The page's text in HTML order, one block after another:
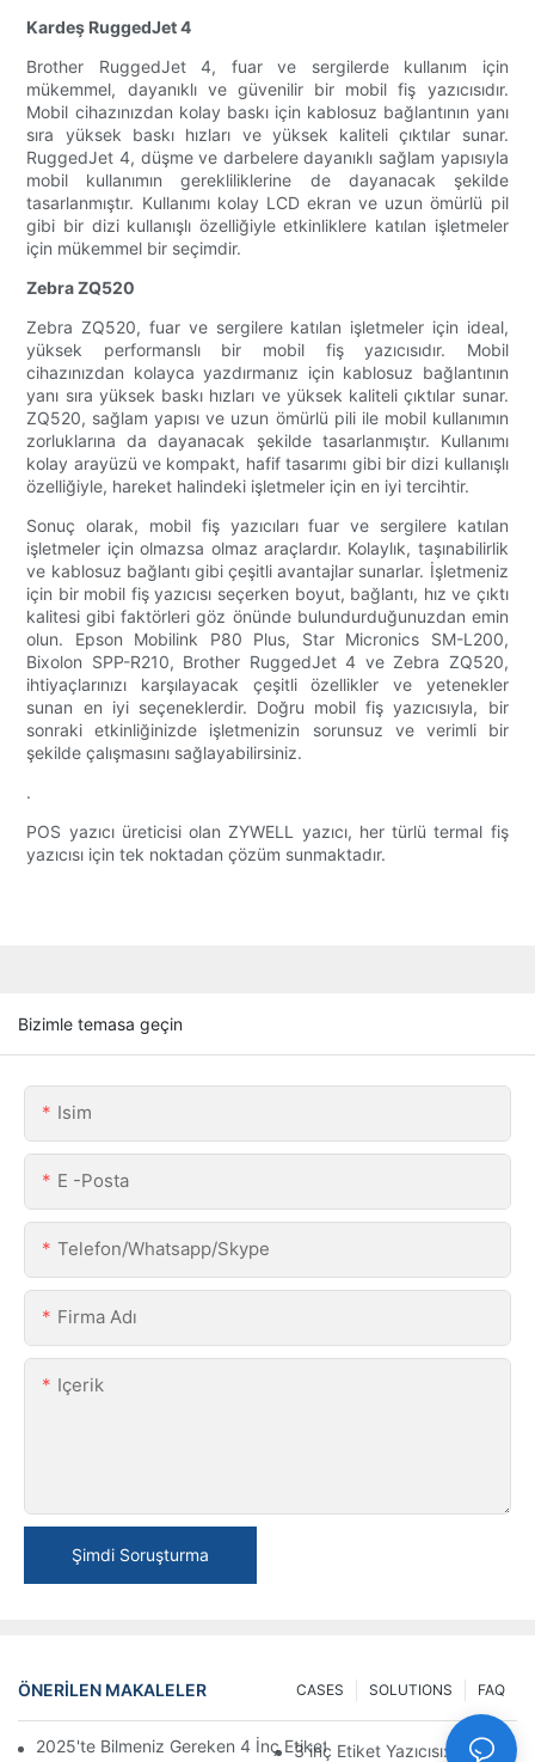
Kardeş RuggedJet 4
Brother RuggedJet 4, fuar ve sergilerde kullanım için
mükemmel, dayanıklı ve güvenilir bir mobil fiş yazıcısıdır.
Mobil cihazınızdan kolay baskı için kablosuz bağlantının yanı
sıra yüksek baskı hızları ve yüksek kaliteli çıktılar sunar.
RuggedJet 4, düşme ve darbelere dayanıklı sağlam yapısıyla
mobil kullanımın gerekliliklerine de dayanacak şekilde
tasarlanmıştır. Kullanımı kolay LCD ekran ve uzun ömürlü pil
gibi bir dizi kullanışlı özelliğiyle etkinliklere katılan işletmeler
için mükemmel bir seçimdir.
Zebra ZQ520
Zebra ZQ520, fuar ve sergilere katılan işletmeler için ideal,
yüksek performanslı bir mobil fiş yazıcısıdır. Mobil
cihazınızdan kolayca yazdırmanız için kablosuz bağlantının
yanı sıra yüksek baskı hızları ve yüksek kaliteli çıktılar sunar.
ZQ520, sağlam yapısı ve uzun ömürlü pili ile mobil kullanımın
zorluklarına da dayanacak şekilde tasarlanmıştır. Kullanımı
kolay arayüzü ve kompakt, hafif tasarımı gibi bir dizi kullanışlı
özelliğiyle, hareket halindeki işletmeler için en iyi tercihtir.
Sonuç olarak, mobil fiş yazıcıları fuar ve sergilere katılan
işletmeler için olmazsa olmaz araçlardır. Kolaylık, taşınabilirlik
ve kablosuz bağlantı gibi çeşitli avantajlar sunarlar. İşletmeniz
için bir mobil fiş yazıcısı seçerken boyut, bağlantı, hız ve çıktı
kalitesi gibi faktörleri göz önünde bulundurduğunuzdan emin
olun. Epson Mobilink P80 Plus, Star Micronics SM-L200,
Bixolon SPP-R210, Brother RuggedJet 4 ve Zebra ZQ520,
ihtiyaçlarınızı karşılayacak çeşitli özellikler ve yetenekler
sunan en iyi seçeneklerdir. Doğru mobil fiş yazıcısıyla, bir
sonraki etkinliğinizde işletmenizin sorunsuz ve verimli bir
şekilde çalışmasını sağlayabilirsiniz.
.
POS yazıcı üreticisi olan ZYWELL yazıcı, her türlü termal fiş
yazıcısı için tek noktadan çözüm sunmaktadır.
Bizimle temasa geçin
Isim
E -posta
Telefon/Whatsapp/Skype
Firma Adı
Içerik
Şimdi Soruşturma
ÖNERILEN MAKALELER FAQ
SOLUTIONS
CASES
2025'te Bilmeniz Gereken 4 İnç Etiket Yazıcısı Satın Alma
3 inç Etiket Yazıcısı: Küçük